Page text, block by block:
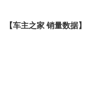
【车主之家 销量数据】